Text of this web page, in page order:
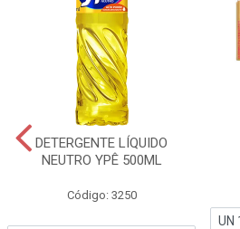
DETERGENTE LÍQUIDO
NEUTRO YPÊ 500ML
Código: 3250